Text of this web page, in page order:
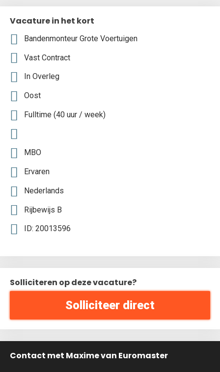
Vacature in het kort
Bandenmonteur Grote Voertuigen
Vast Contract
In Overleg
Oost
Fulltime (40 uur / week)
MBO
Ervaren
Nederlands
Rijbewijs B
ID: 20013596
Solliciteren op deze vacature?
Solliciteer direct
Contact met Maxime van Euromaster